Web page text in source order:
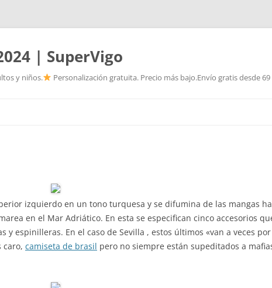
| SuperVigo
y niños. Personalización gratuita. Precio más bajo.Envío gratis desde 69
izquierdo en un tono turquesa y se difumina de las mangas
en el Mar Adriático. En esta se especifican cinco accesorios
espinilleras. En el caso de Sevilla , estos últimos «van a veces
caro, camiseta de brasil pero no siempre están supeditados a